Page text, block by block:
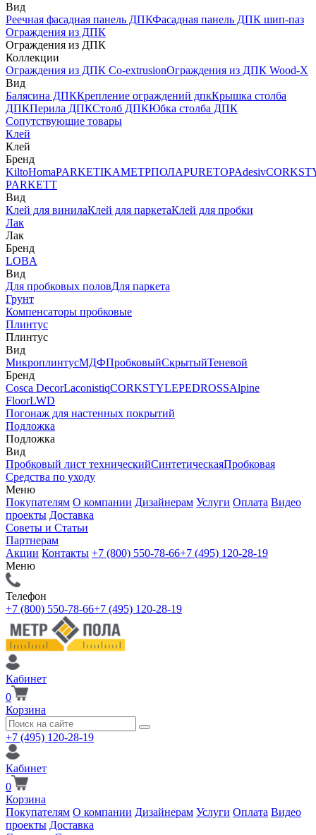
Вид
Реечная фасадная панель ДПКФасадная панель ДПК шип-паз
Ограждения из ДПК
Ограждения из ДПК
Коллекции
Ограждения из ДПК Co-extrusionОграждения из ДПК Wood-X
Вид
Балясина ДПККрепление ограждений дпкКрышка столба
ДПКПерила ДПКСтолб ДПКЮбка столба ДПК
Сопутствующие товары
Клей
Клей
Бренд
KiltoHomaPARKETIKAМЕТРПОЛАPURETOPAdesiv
PARKETT
Вид
Клей для винилаКлей для паркетаКлей для пробки
Лак
Лак
Бренд
LOBA
Вид
Для пробковых половДля паркета
Грунт
Компенсаторы пробковые
Плинтус
Плинтус
Вид
МикроплинтусМДФПробковыйСкрытыйТеневой
Бренд
Cosca DecorLaconistiqCORKSTYLEPEDROSSAlpine
FloorLWD
Погонаж для настенных покрытий
Подложка
Подложка
Вид
Пробковый лист техническийСинтетическаяПробковая
Средства по уходу
Меню
Покупателям О компании Дизайнерам Услуги Оплата Видео
проекты Доставка
Советы и Статьи
Партнерам
Акции Контакты +7 (800) 550-78-66+7 (495) 120-28-19
Меню
Телефон
+7 (800) 550-78-66+7 (495) 120-28-19
Кабинет
0
Корзина
+7 (495) 120-28-19
Кабинет
0
Корзина
Покупателям О компании Дизайнерам Услуги Оплата Видео
проекты Доставка